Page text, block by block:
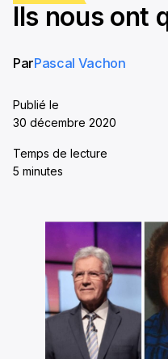
Ils nous ont
ParPascal Vachon
Publié le
30 décembre 2020
Temps de lecture
5 minutes